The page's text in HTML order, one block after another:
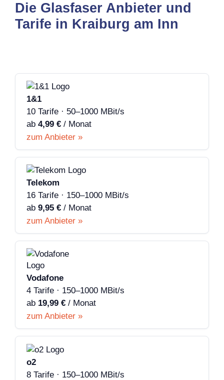
Die Glasfaser Anbieter und
Tarife in Kraiburg am Inn
1&1
10 Tarife · 50–1000 MBit/s
ab 4,99 € / Monat
zum Anbieter »
Telekom
16 Tarife · 150–1000 MBit/s
ab 9,95 € / Monat
zum Anbieter »
Vodafone
4 Tarife · 150–1000 MBit/s
ab 19,99 € / Monat
zum Anbieter »
o2
8 Tarife · 150–1000 MBit/s